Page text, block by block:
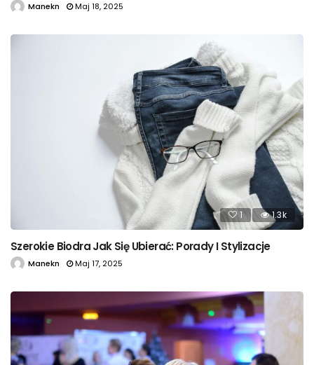
Manekn Maj 18, 2025
1 1.3k
Szerokie Biodra Jak Się Ubierać: Porady I Stylizacje
Manekn Maj 17, 2025